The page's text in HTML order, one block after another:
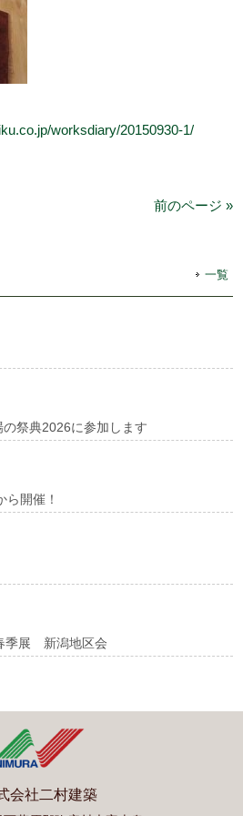
worksdiary/20150930-1/
前のページ »
一覧
祭典2026に参加します
開催！
季展 新潟地区会
会社二村建築